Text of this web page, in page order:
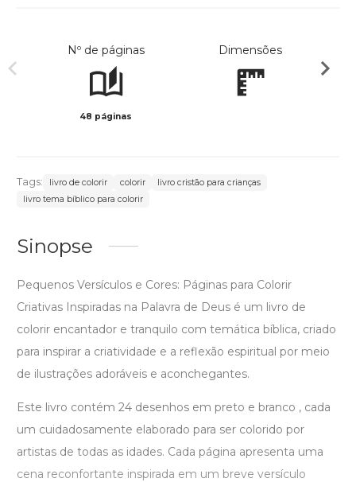
Nº de páginas
48 páginas
Dimensões
Tags: livro de colorir colorir
livro cristão para crianças
livro tema bíblico para colorir
Sinopse
Pequenos Versículos e Cores: Páginas para Colorir
Criativas Inspiradas na Palavra de Deus é um livro de
colorir encantador e tranquilo com temática bíblica, criado
para inspirar a criatividade e a reflexão espiritual por meio
de ilustrações adoráveis ​​e aconchegantes.
Este livro contém 24 desenhos em preto e branco , cada
um cuidadosamente elaborado para ser colorido por
artistas de todas as idades. Cada página apresenta uma
cena reconfortante inspirada em um breve versículo